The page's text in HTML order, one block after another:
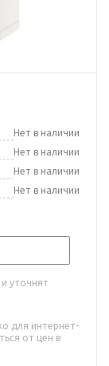
Нет в наличии
Нет в наличии
Нет в наличии
Нет в наличии
уточнят
для интернет-
от цен в